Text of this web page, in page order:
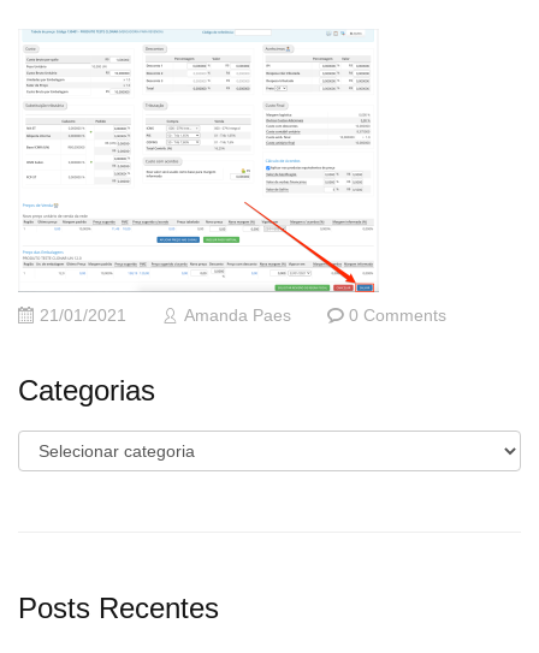
21/01/2021 Amanda Paes 0 Comments
Categorias
Categorias
Posts Recentes